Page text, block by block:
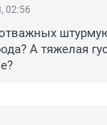
02:56
А тяжелая